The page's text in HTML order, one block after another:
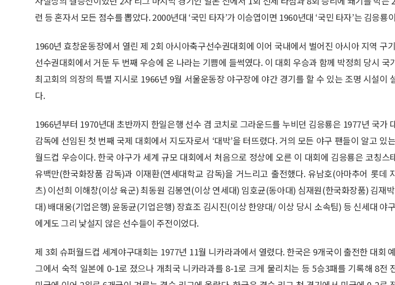
런 등 혼자서 모든 점수를 뽑았다. 2000년대 ‘국민 타자’가 이승엽이면 1960년대 ‘국민 타자’는 김응룡
1960년 효창운동장에서 열린 제 2회 아시아축구선수권대회에 이어 국내에서 벌어진 아시아 지역 구
선수권대회에서 거둔 두 번째 우승에 온 나라는 기쁨에 들썩였다. 이 대회 우승과 함께 박정희 당시 국
최고회의 의장의 특별 지시로 1966년 9월 서울운동장 야구장에 야간 경기를 할 수 있는 조명 시설이
다.
1966년부터 1970년대 초반까지 한일은행 선수 겸 코치로 그라운드를 누비던 김응룡은 1977년 국가
감독에 선임된 첫 번째 국제 대회에서 지도자로서 ‘대박’을 터뜨렸다. 거의 모든 야구 팬들이 알고 있
월드컵 우승이다. 한국 야구가 세계 규모 대회에서 처음으로 정상에 오른 이 대회에 김응룡은 코칭스
유백만(한국화장품 감독)과 이재환(연세대학교 감독)을 거느리고 출전했다. 유남호(아마추어 롯데
츠) 이선희 이해창(이상 육군) 최동원 김봉연(이상 연세대) 임호균(동아대) 심재원(한국화장품) 김재
대) 배대웅(기업은행) 윤동균(기업은행) 장효조 김시진(이상 한양대/ 이상 당시 소속팀) 등 신세대 야
에게도 그리 낯설지 않은 선수들이 주전이었다.
제 3회 슈퍼월드컵 세계야구대회는 1977년 11월 니카라과에서 열렸다. 한국은 9개국이 출전한 대회
그에서 숙적 일본에 0-1로 졌으나 개최국 니카라과를 8-1로 크게 물리치는 등 5승3패를 기록해 8전